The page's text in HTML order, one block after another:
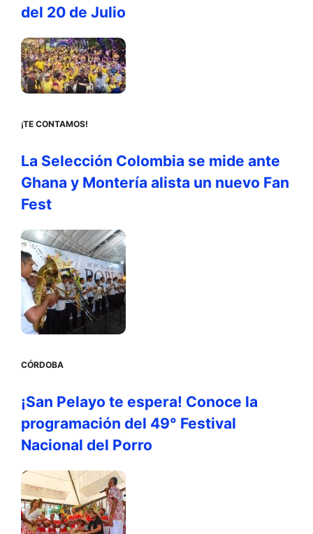
del 20 de Julio
¡TE CONTAMOS!
La Selección Colombia se mide ante
Ghana y Montería alista un nuevo Fan
Fest
CÓRDOBA
¡San Pelayo te espera! Conoce la
programación del 49° Festival
Nacional del Porro